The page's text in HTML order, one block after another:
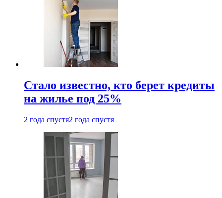
Стало известно, кто берет кредиты
на жилье под 25%
2 года спустя2 года спустя